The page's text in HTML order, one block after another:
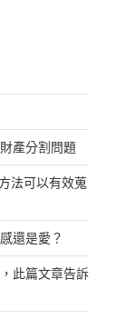
產分割問題
法可以有效蒐
還是愛？
此篇文章告訴